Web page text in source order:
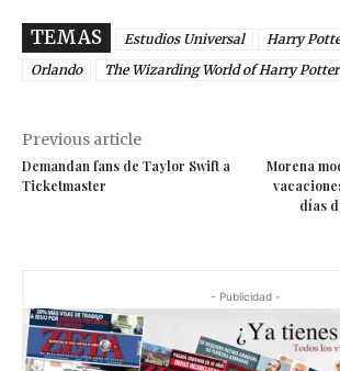
TEMAS Estudios Universal Harry
Orlando
The Wizarding World of Harry Potter
Previous article
Demandan fans de Taylor Swift a
Ticketmaster
Morena
días
- Publicidad -